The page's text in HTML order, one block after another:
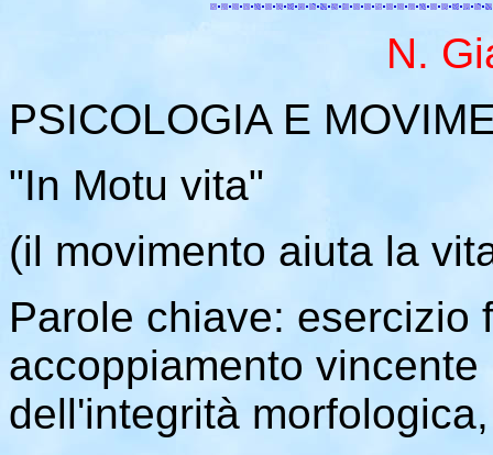
N.
PSICOLOGIA E
"In Motu vita"
(il movimento aiuta la
Parole chiave: esercizio
accoppiamento
dell'integrità